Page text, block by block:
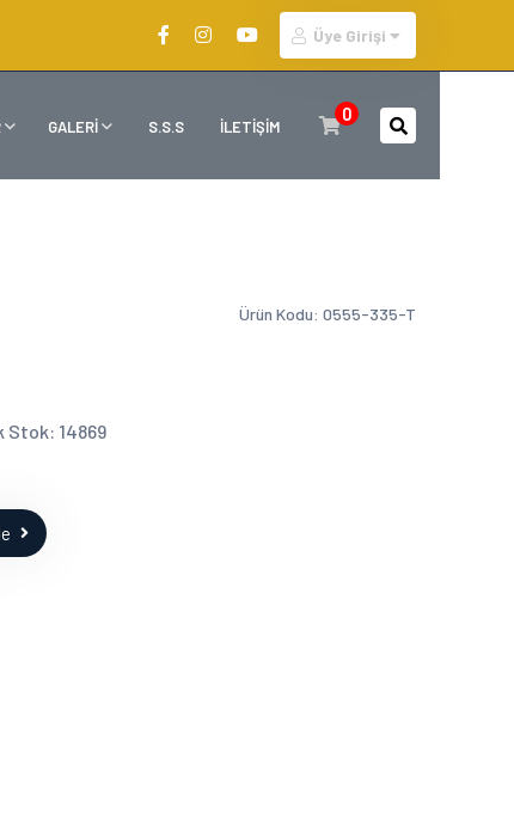
Üye Girişi
GALERİ S.S.S İLETİŞİM
0
Ürün Kodu: 0555-335-T
Stok: 14869